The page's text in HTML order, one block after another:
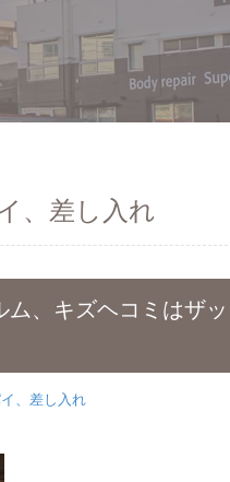
、差し入れ
、キズヘコミはザッ
、差し入れ